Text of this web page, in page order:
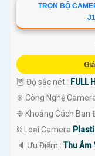
TRỌN BỘ
🦉 Độ sắc nét : FULL
✳️ Công Nghệ
❈ Khoảng Cách Ban
⛓ Loại Camera
️🔈 Ưu Điểm :Thu Âm